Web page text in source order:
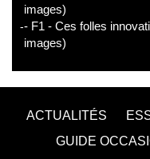
images)
- F1 - Ces folles
images)
ACTUALITÉS
GUIDE